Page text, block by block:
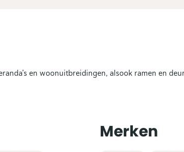
en woonuitbreidingen, alsook ramen en
Merken